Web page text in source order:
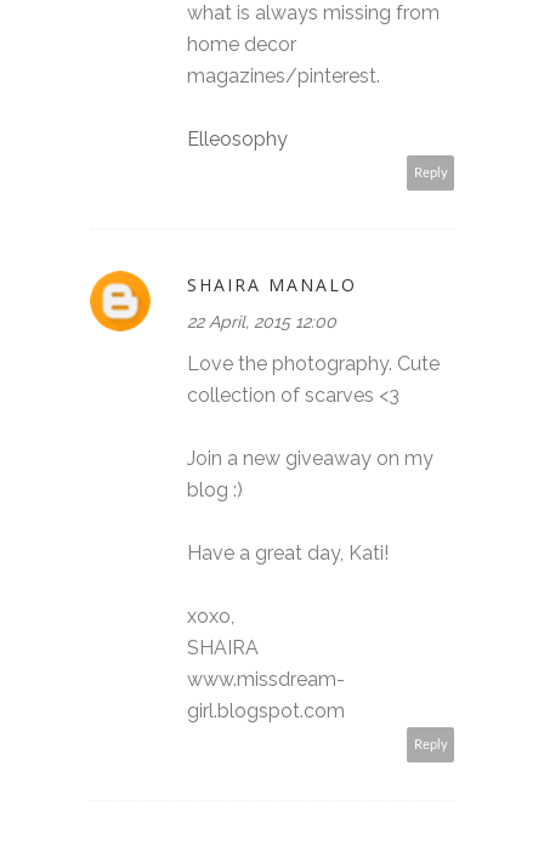
what is always missing from
home decor
magazines/pinterest.
Elleosophy
Reply
SHAIRA MANALO
22 April, 2015 12:00
Love the photography. Cute
collection of scarves <3
Join a new giveaway on my
blog :)
Have a great day, Kati!
xoxo,
SHAIRA
www.missdream-
girl.blogspot.com
Reply